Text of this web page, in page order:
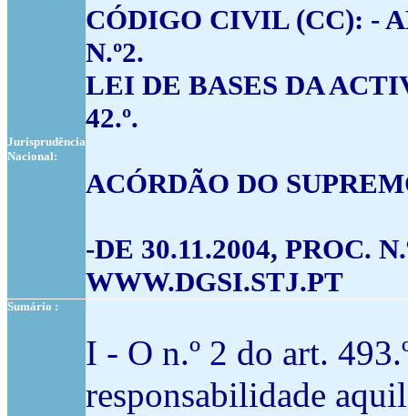
CÓDIGO CIVIL (CC): -
N.º2.
LEI DE BASES DA
42.º.
Jurisprudência
Nacional:
ACÓRDÃO DO
-DE 30.11.2004, PROC.
WWW.DGSI.STJ.PT
Sumário :
I - O n.º 2 do art.
responsabilidade